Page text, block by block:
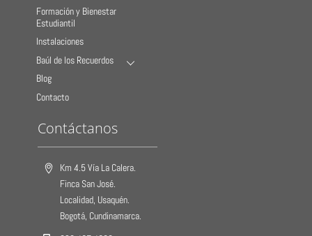
Formación y Bienestar
Estudiantil
Instalaciones
Baúl de los Recuerdos
Blog
Contacto
Contáctanos
Km 4.5 Vía La Calera.
Finca San José.
Localidad, Usaquén.
Bogotá, Cundinamarca.